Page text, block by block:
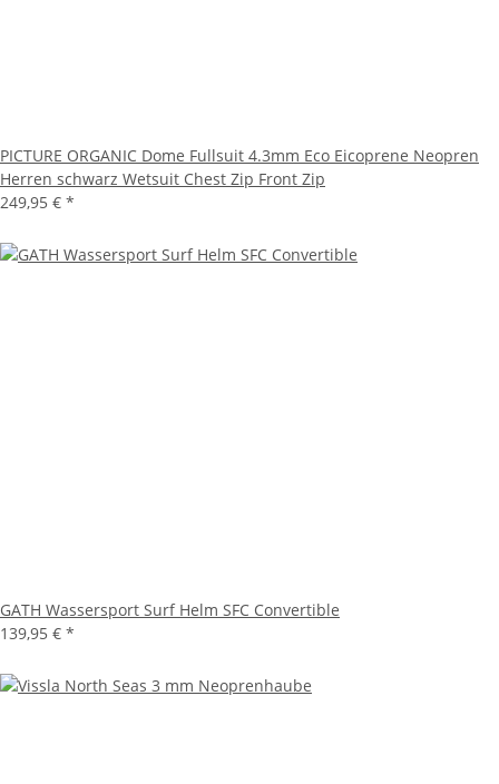
PICTURE ORGANIC Dome Fullsuit 4.3mm Eco Eicoprene Neopren
Herren schwarz Wetsuit Chest Zip Front Zip
249,95 € *
GATH Wassersport Surf Helm SFC Convertible
139,95 € *